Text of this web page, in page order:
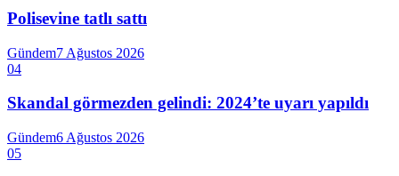
Polisevine tatlı sattı
Gündem7 Ağustos 2026
04
Skandal görmezden gelindi: 2024’te uyarı yapıldı
Gündem6 Ağustos 2026
05